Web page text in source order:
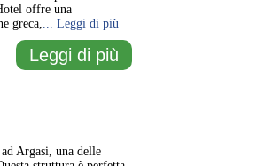
offre una
greca,... Leggi di più
Leggi di più
Argasi, una delle